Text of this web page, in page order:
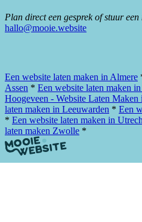
Plan direct een gesprek of stuur
hallo@mooie.website
Een website laten maken in Almere
Assen * Een website laten maken
Hoogeveen - Website Laten Maken
laten maken in Leeuwarden * Een
* Een website laten maken in
laten maken Zwolle *